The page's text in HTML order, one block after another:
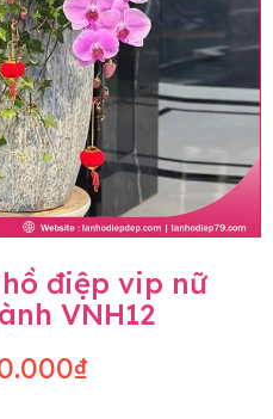
điệp vip nữ
VNH12